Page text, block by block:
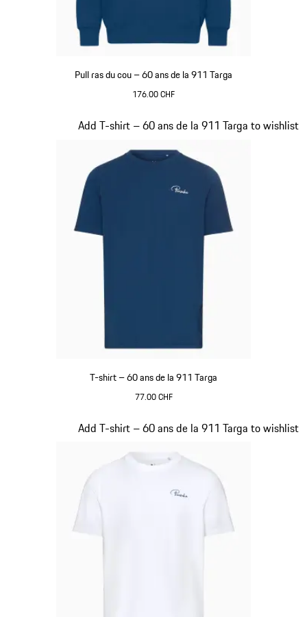
Pull ras du cou – 60 ans de la 911 Targa
176.00 CHF
T-shirt – 60 ans de la 911 Targa
77.00 CHF
Add T-shirt – 60 ans de la 911 Targa to wishlist
Diapositive 13 sur 20
Add T-shirt – 60 ans de la 911 Targa to wishlist
Diapositive 14 sur 20